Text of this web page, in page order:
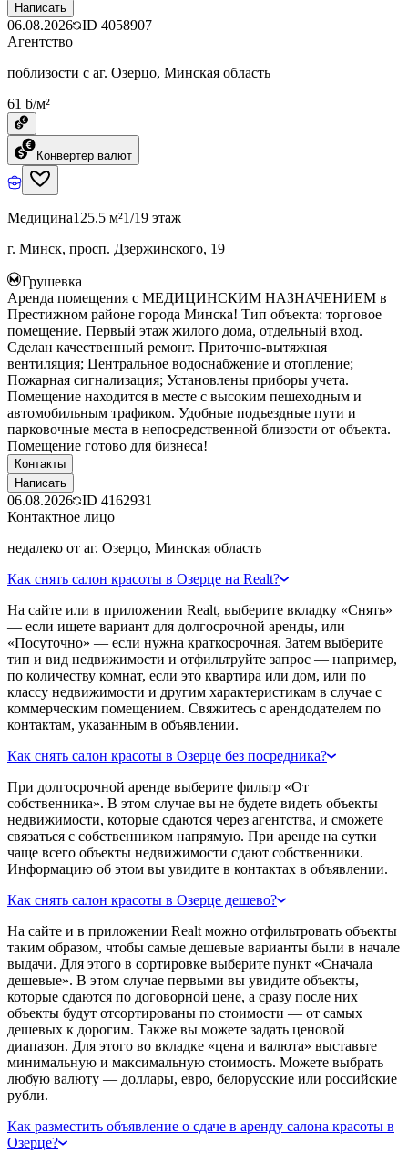
Написать
06.08.2026 ID 4058907
Агентство
поблизости с аг. Озерцо, Минская область
61 ƃ/м²
Конвертер валют
Медицина125.5 м²1/19 этаж
г. Минск, просп. Дзержинского, 19
Грушевка
Аренда помещения с МЕДИЦИНСКИМ НАЗНАЧЕНИЕМ в
Престижном районе города Минска! Тип объекта: торговое
помещение. Первый этаж жилого дома, отдельный вход.
Сделан качественный ремонт. Приточно-вытяжная
вентиляция; Центральное водоснабжение и отопление;
Пожарная сигнализация; Установлены приборы учета.
Помещение находится в месте с высоким пешеходным и
автомобильным трафиком. Удобные подъездные пути и
парковочные места в непосредственной близости от объекта.
Помещение готово для бизнеса!
Контакты
Написать
06.08.2026 ID 4162931
Контактное лицо
недалеко от аг. Озерцо, Минская область
Как снять салон красоты в Озерце на Realt?
На сайте или в приложении Realt, выберите вкладку «Снять»
— если ищете вариант для долгосрочной аренды, или
«Посуточно» — если нужна краткосрочная. Затем выберите
тип и вид недвижимости и отфильтруйте запрос — например,
по количеству комнат, если это квартира или дом, или по
классу недвижимости и другим характеристикам в случае с
коммерческим помещением. Свяжитесь с арендодателем по
контактам, указанным в объявлении.
Как снять салон красоты в Озерце без посредника?
При долгосрочной аренде выберите фильтр «От
собственника». В этом случае вы не будете видеть объекты
недвижимости, которые сдаются через агентства, и сможете
связаться с собственником напрямую. При аренде на сутки
чаще всего объекты недвижимости сдают собственники.
Информацию об этом вы увидите в контактах в объявлении.
Как снять салон красоты в Озерце дешево?
На сайте и в приложении Realt можно отфильтровать объекты
таким образом, чтобы самые дешевые варианты были в начале
выдачи. Для этого в сортировке выберите пункт «Сначала
дешевые». В этом случае первыми вы увидите объекты,
которые сдаются по договорной цене, а сразу после них
объекты будут отсортированы по стоимости — от самых
дешевых к дорогим. Также вы можете задать ценовой
диапазон. Для этого во вкладке «цена и валюта» выставьте
минимальную и максимальную стоимость. Можете выбрать
любую валюту — доллары, евро, белорусские или российские
рубли.
Как разместить объявление о сдаче в аренду салона красоты в
Озерце?